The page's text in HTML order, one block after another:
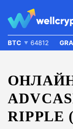
BTC 64812
RIPPLE